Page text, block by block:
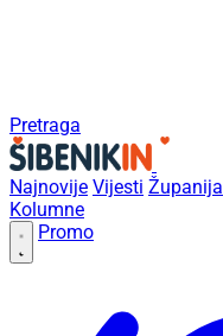
Pretraga
Najnovije Vijesti Županija
Kolumne
Promo